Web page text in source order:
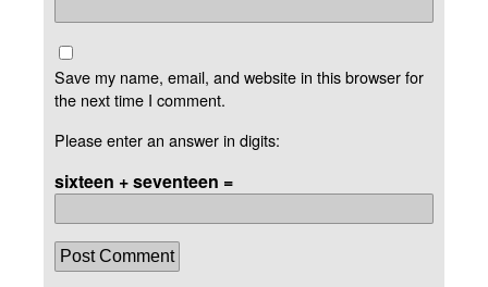
Save my name, email, and website in this browser for
the next time I comment.
Please enter an answer in digits:
sixteen + seventeen =